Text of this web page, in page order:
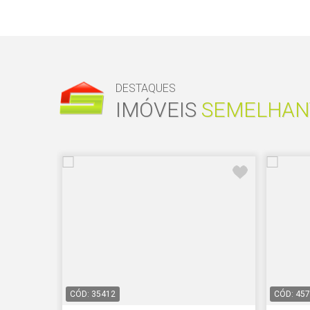
DESTAQUES
IMÓVEIS
CÓD: 35412 CÓD: